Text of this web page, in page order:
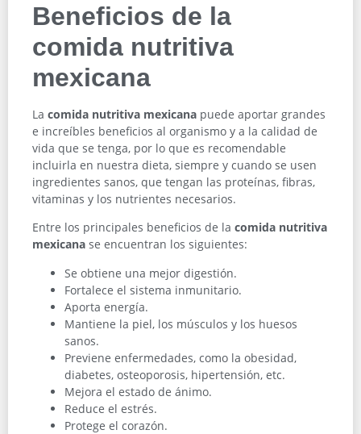
Beneficios de la
comida nutritiva
mexicana
La comida nutritiva mexicana puede aportar grandes
e increíbles beneficios al organismo y a la calidad de
vida que se tenga, por lo que es recomendable
incluirla en nuestra dieta, siempre y cuando se usen
ingredientes sanos, que tengan las proteínas, fibras,
vitaminas y los nutrientes necesarios.
Entre los principales beneficios de la comida nutritiva
mexicana se encuentran los siguientes:
Se obtiene una mejor digestión.
Fortalece el sistema inmunitario.
Aporta energía.
Mantiene la piel, los músculos y los huesos
sanos.
Previene enfermedades, como la obesidad,
diabetes, osteoporosis, hipertensión, etc.
Mejora el estado de ánimo.
Reduce el estrés.
Protege el corazón.